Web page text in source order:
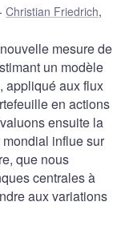
Christian Friedrich,
mesure de
un modèle
appliqué aux flux
en actions
ensuite la
influe sur
que nous
centrales à
aux variations